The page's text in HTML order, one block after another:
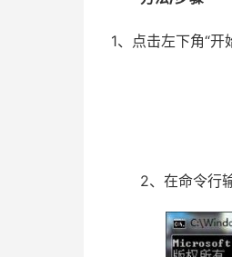
1、点击左下角“开
2、在命令行输